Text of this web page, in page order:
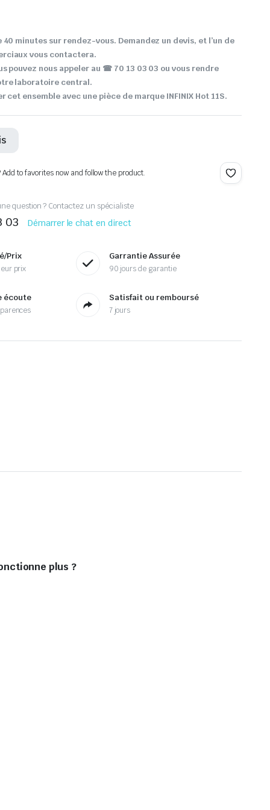
minutes sur rendez-vous. Demandez un devis, et l’un de
vous contactera.
pouvez nous appeler au ☎ 70 13 03 03 ou vous rendre
laboratoire central.
cet ensemble avec une pièce de marque INFINIX Hot 11S.
to favorites now and follow the product.
question ? Contactez un spécialiste
03 Démarrer le chat en direct
Prix
prix
Garrantie Assurée
90 jours de garantie
écoute Satisfait ou remboursé
7 jours
plus ?